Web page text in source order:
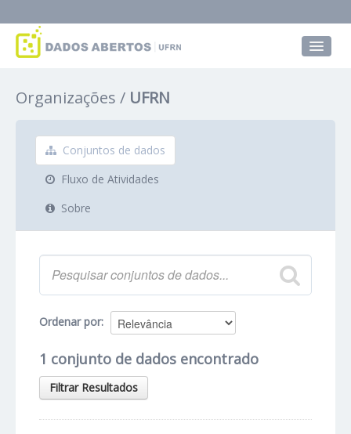
Grupos
Sobre
Organizações UFRN
Conjuntos de dados
Fluxo de Atividades
Sobre
Ordenar por
1 conjunto de dados encontrado
Filtrar Resultados